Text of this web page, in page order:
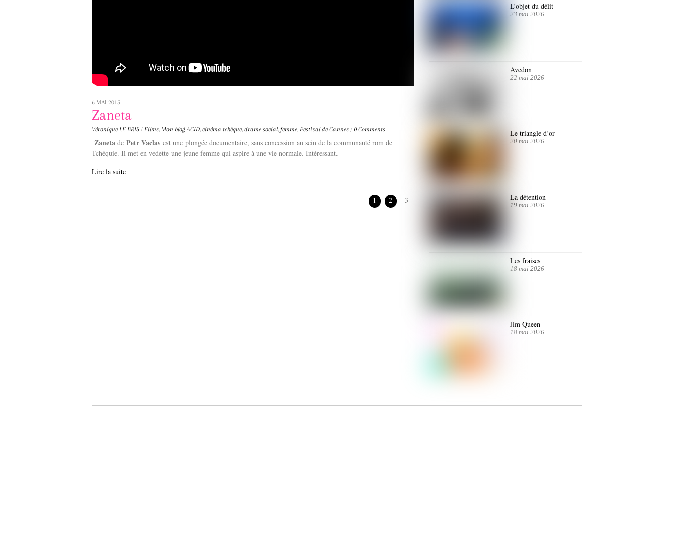
6 MAI 2015
Zaneta
Véronique LE BRIS / Films, Mon blog ACID, cinéma tchèque, drame social, femme, Festival de Cannes / 0 Comments
Zaneta de Petr Vaclav est une plongée documentaire, sans concession au sein de la communauté rom de
Tchéquie. Il met en vedette une jeune femme qui aspire à une vie normale. Intéressant.
Lire la suite
1 2 3
L’objet du délit
23 mai 2026
Avedon
22 mai 2026
Le triangle d’or
20 mai 2026
La détention
19 mai 2026
Les fraises
18 mai 2026
Jim Queen
18 mai 2026